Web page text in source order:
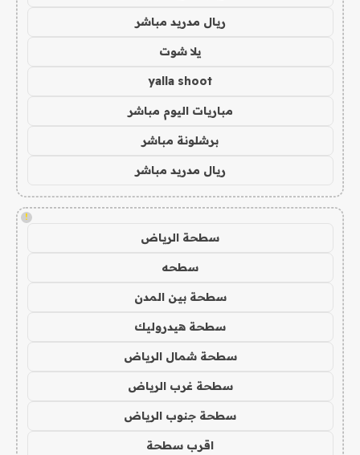
ريال مدريد مباشر
يلا شوت
yalla shoot
مباريات اليوم مباشر
برشلونة مباشر
ريال مدريد مباشر
!
سطحة الرياض
سطحه
سطحة بين المدن
سطحة هيدروليك
سطحة شمال الرياض
سطحة غرب الرياض
سطحة جنوب الرياض
اقرب سطحة